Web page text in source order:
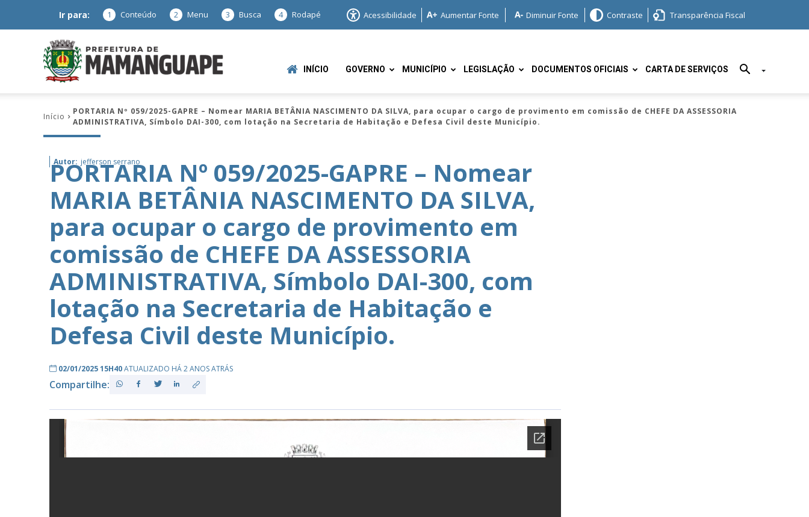
Ir para: 1 Conteúdo 2 Menu 3 Busca 4 Rodapé Acessibilidade Aumentar Fonte Diminuir Fonte Contraste Transparência Fiscal
de
–
PB
INÍCIO GOVERNO MUNICÍPIO LEGISLAÇÃO DOCUMENTOS OFICIAIS CARTA DE SERVIÇOS
Início
PORTARIA Nº 059/2025-GAPRE – Nomear MARIA BETÂNIA NASCIMENTO DA SILVA, para ocupar o cargo de provimento em comissão de CHEFE DA ASSESSORIA
ADMINISTRATIVA, Símbolo DAI-300, com lotação na Secretaria de Habitação e Defesa Civil deste Município.
Autor: jefferson serrano
PORTARIA Nº 059/2025-GAPRE – Nomear
MARIA BETÂNIA NASCIMENTO DA SILVA,
para ocupar o cargo de provimento em
comissão de CHEFE DA ASSESSORIA
ADMINISTRATIVA, Símbolo DAI-300, com
lotação na Secretaria de Habitação e
Defesa Civil deste Município.
02/01/2025 15H40ATUALIZADO HÁ 2 ANOS ATRÁS
Compartilhe: